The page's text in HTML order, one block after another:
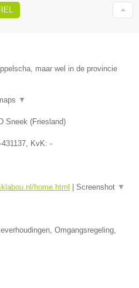
maar wel in de provincie
▼
Sneek (Friesland)
, KvK: -
home.html | Screenshot ▼
Omgangsregeling,